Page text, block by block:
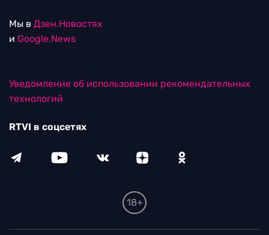
Мы в Дзен.Новостях
и Google.News
Уведомление об использовании рекомендательных
технологий
RTVI в соцсетях
18+